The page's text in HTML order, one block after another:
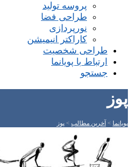
پروسه تولید
طراحی فضا
نورپردازی
کاراکتر انیمیشن
طراحی شخصیت
ارتباط با پویانما
جستجو
پوز
پویانما > آخرین مطالب > پوز